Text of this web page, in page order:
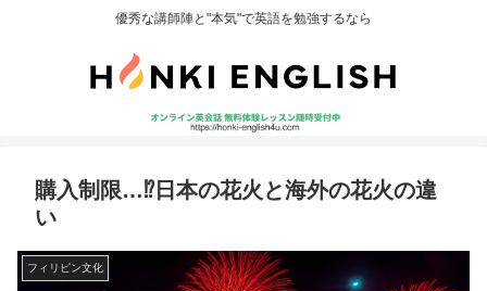
優秀な講師陣と"本気"で英語を勉強するなら
購入制限…⁉日本の花火と海外の花火の違
い
フィリピン文化